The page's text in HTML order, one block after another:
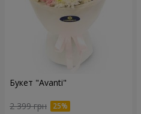
Букет "Avanti"
2 399 грн